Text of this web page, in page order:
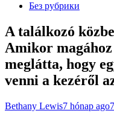
Без рубрики
A találkozó
Amikor
meglátta, hogy
venni a kezéről
Bethany Lewis7 hónap ago